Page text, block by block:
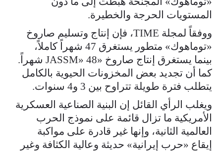
المستويات الحرجة والخطيرة.
ووفقاً لمجلة TIME، فإن إنتاج وتسليم صاروخ
«توماهوك» متطور يستغرق 47 شهراً كاملاً،
بينما يستغرق إنتاج صاروخ «JASSM» 48 شهراً.
كما أن تجديد بعض المخزونات الحيوية بالكامل
يتطلب فترة طويلة تتراوح بين 3 و4 سنوات.
ويغلب الرأي القائل إن البنية الصناعية العسكرية
الأمريكية ما تزال قائمة على نموذج الحرب
العالمية الثانية، وإنها غير قادرة على مواكبة
إيقاع «حرب إيرانية» حديثة وعالية الكثافة وغير